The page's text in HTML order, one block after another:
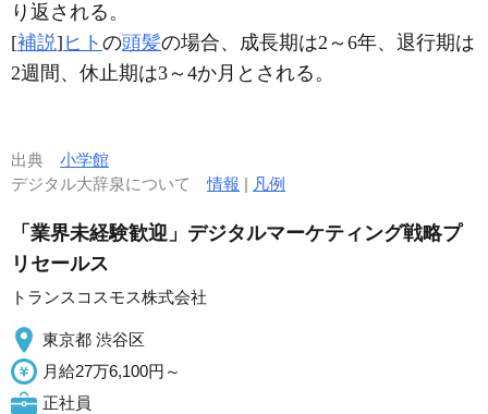
り返される。
[補説] ヒト の頭髪の場合、成長期は2～6年、退行期は
2週間、休止期は3～4か月とされる。
出典 小学館
デジタル大辞泉について情報 | 凡例
「業界未経験歓迎」デジタルマーケティング戦略プ
リセールス
トランスコスモス株式会社
東京都 渋谷区
月給27万6,100円～
正社員